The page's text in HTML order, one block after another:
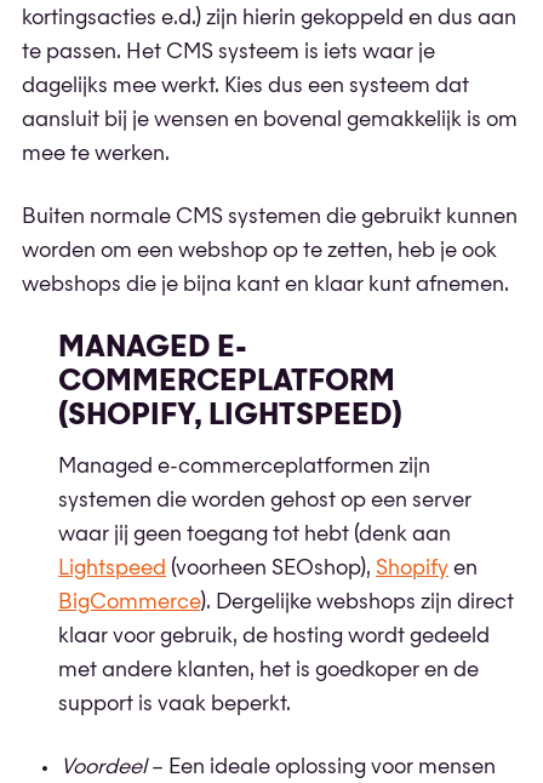
kortingsacties e.d.) zijn hierin gekoppeld en dus aan
te passen. Het CMS systeem is iets waar je
dagelijks mee werkt. Kies dus een systeem dat
aansluit bij je wensen en bovenal gemakkelijk is om
mee te werken.
Buiten normale CMS systemen die gebruikt kunnen
worden om een webshop op te zetten, heb je ook
webshops die je bijna kant en klaar kunt afnemen.
MANAGED E-
COMMERCEPLATFORM
(SHOPIFY, LIGHTSPEED)
Managed e-commerceplatformen zijn
systemen die worden gehost op een server
waar jij geen toegang tot hebt (denk aan
Lightspeed (voorheen SEOshop), Shopify en
BigCommerce). Dergelijke webshops zijn direct
klaar voor gebruik, de hosting wordt gedeeld
met andere klanten, het is goedkoper en de
support is vaak beperkt.
Voordeel– Een ideale oplossing voor mensen